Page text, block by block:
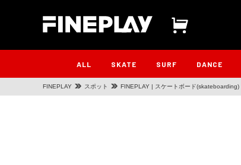
ALL SKATE SURF DANCE
FINEPLAY スポット FINEPLAY | スケートボード(skateboarding)